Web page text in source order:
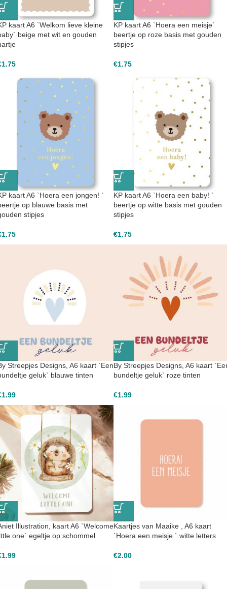
kaart A6 `Welkom lieve kleine
beige met wit en gouden
1.75
KP kaart A6 `Hoera een meisje`
beertje op roze basis met gouden
stipjes
€1.75
kaart A6 `Hoera een jongen! `
op blauwe basis met
stipjes
1.75
KP kaart A6 `Hoera een baby! `
beertje op witte basis met gouden
stipjes
€1.75
Streepjes Designs, A6 kaart `Een
geluk` blauwe tinten
1.99
By Streepjes Designs, A6 kaart
bundeltje geluk` roze tinten
€1.99
Illustration, kaart A6 `Welcome
one` egeltje op schommel
1.99
Kaartjes van Maaike , A6 kaart
`Hoera een meisje ` witte letters
€2.00